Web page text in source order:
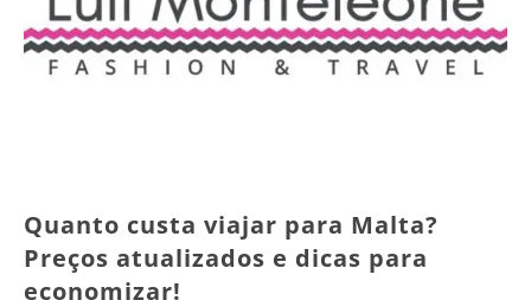
Quanto custa viajar para Malta?
Preços atualizados e dicas para
economizar!